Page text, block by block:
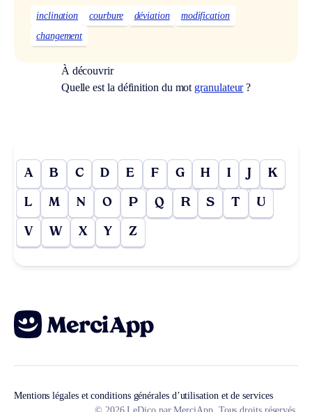
inclination courbure déviation
modification
changement
À découvrir
Quelle est la définition du mot granulateur?
A B C D E F G H I J K
L M N O P Q R S T U
V W X Y Z
Mentions légales et conditions générales d’utilisation et de services